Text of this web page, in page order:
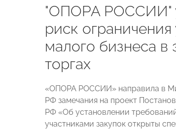
"ОПОРА РОССИИ"
риск ограничения
малого бизнеса в
торгах
«ОПОРА РОССИИ» направила в
РФ замечания на проект
РФ «Об установлении
участниками закупок открыты